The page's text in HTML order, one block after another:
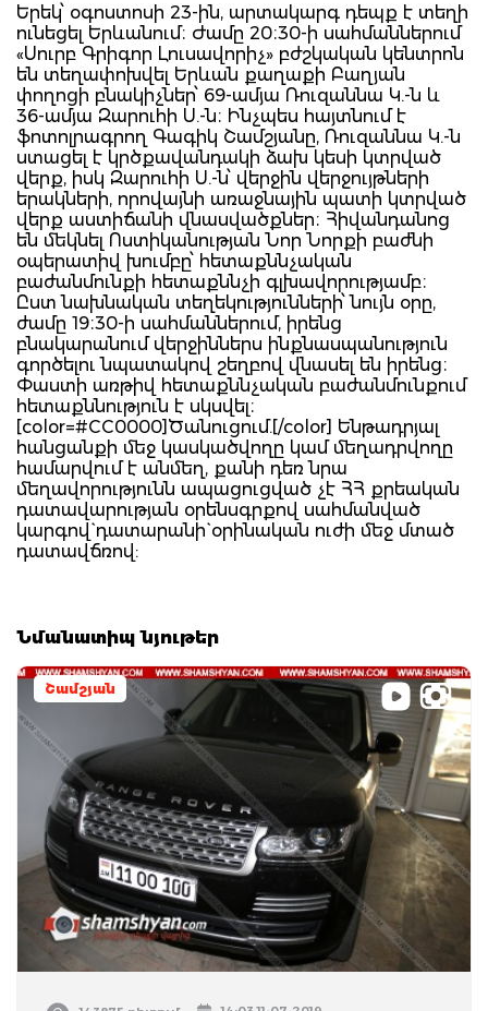
Երեկ՝ օգոստոսի 23-ին, արտակարգ դեպք է տեղի
ունեցել Երևանում։ Ժամը 20։30-ի սահմաններում
«Սուրբ Գրիգոր Լուսավորիչ» բժշկական կենտրոն
են տեղափոխվել Երևան քաղաքի Բաղյան
փողոցի բնակիչներ՝ 69-ամյա Ռուզաննա Կ.-ն և
36-ամյա Զարուհի Ս.-ն։ Ինչպես հայտնում է
ֆոտոլրագրող Գագիկ Շամշյանը, Ռուզաննա Կ.-ն
ստացել է կրծքավանդակի ձախ կեսի կտրված
վերք, իսկ Զարուհի Ս.-ն՝ վերջին վերջույթների
երակների, որովայնի առաջնային պատի կտրված
վերք աստիճանի վնասվածքներ։ Հիվանդանոց
են մեկնել Ոստիկանության Նոր Նորքի բաժնի
օպերատիվ խումբը՝ հետաքննչական
բաժանմունքի հետաքննչի գլխավորությամբ։
Ըստ նախնական տեղեկությունների՝ նույն օրը,
ժամը 19։30-ի սահմաններում, իրենց
բնակարանում վերջիններս ինքնասպանություն
գործելու նպատակով շեղբով վնասել են իրենց։
Փաստի առթիվ հետաքննչական բաժանմունքում
հետաքննություն է սկսվել։
[color=#CC0000]Ծանուցում.[/color] Ենթադրյալ
հանցանքի մեջ կասկածվողը կամ մեղադրվողը
համարվում է անմեղ, քանի դեռ նրա
մեղավորությունն ապացուցված չէ ՀՀ քրեական
դատավարության օրենսգրքով սահմանված
կարգով` դատարանի` օրինական ուժի մեջ մտած
դատավճռով:
Նմանատիպ նյութեր
Շամշյան